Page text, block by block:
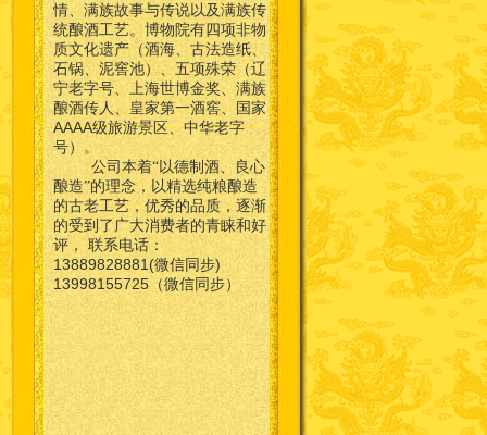
情、满族故事与传说以及满族传
统酿酒工艺。博物院有四项非物
质文化遗产（酒海、古法造纸、
石锅、泥窖池）、五项殊荣（辽
宁老字号、上海世博金奖、满族
酿酒传人、皇家第一酒窖、国家
AAAA级旅游景区、中华老字
号）。
公司本着“以德制酒、良心
酿造”的理念，以精选纯粮酿造
的古老工艺，优秀的品质，逐渐
的受到了广大消费者的青睐和好
评， 联系电话：
13889828881(微信同步)
13998155725（微信同步）